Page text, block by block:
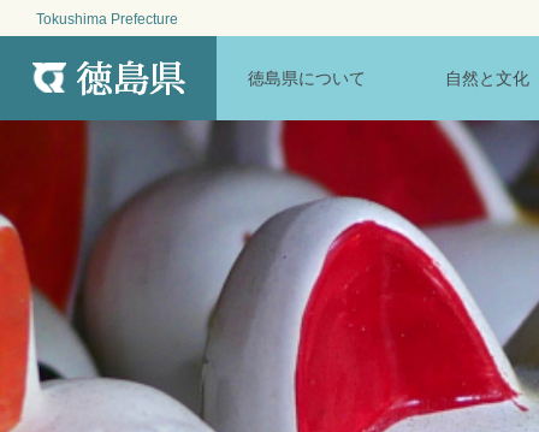
Tokushima Prefecture
徳島県について 自然と文化